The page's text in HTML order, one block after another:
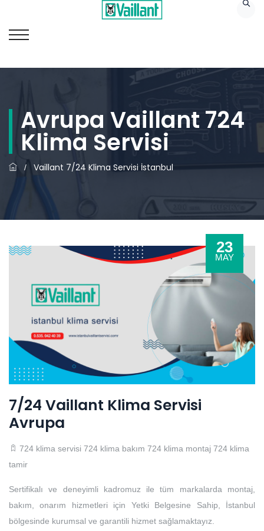
Avrupa Vaillant 724
Klima Servisi
/ Vaillant 7/24 Klima Servisi İstanbul
23
MAY
7/24 Vaillant Klima Servisi
Avrupa
724 klima servisi 724 klima bakım 724 klima montaj 724 klima
tamir
Sertifikalı ve deneyimli kadromuz ile tüm markalarda montaj,
bakım, onarım hizmetleri için Yetki Belgesine Sahip, İstanbul
bölgesinde kurumsal ve garantili hizmet sağlamaktayız.